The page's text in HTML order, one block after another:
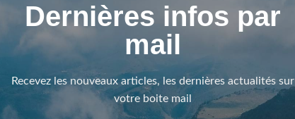
Dernières infos par
mail
Recevez les nouveaux articles, les dernières actualités sur
votre boite mail